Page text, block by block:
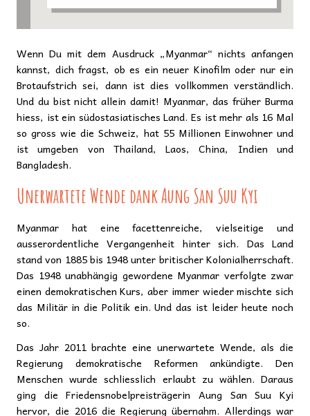
Wenn Du mit dem Ausdruck „Myanmar“ nichts anfangen
kannst, dich fragst, ob es ein neuer Kinofilm oder nur ein
Brotaufstrich sei, dann ist dies vollkommen verständlich.
Und du bist nicht allein damit! Myanmar, das früher Burma
hiess, ist ein südostasiatisches Land. Es ist mehr als 16 Mal
so gross wie die Schweiz, hat 55 Millionen Einwohner und
ist umgeben von Thailand, Laos, China, Indien und
Bangladesh.
Unerwartete Wende dank Aung San Suu Kyi
Myanmar hat eine facettenreiche, vielseitige und
ausserordentliche Vergangenheit hinter sich. Das Land
stand von 1885 bis 1948 unter britischer Kolonialherrschaft.
Das 1948 unabhängig gewordene Myanmar verfolgte zwar
einen demokratischen Kurs, aber immer wieder mischte sich
das Militär in die Politik ein. Und das ist leider heute noch
so.
Das Jahr 2011 brachte eine unerwartete Wende, als die
Regierung demokratische Reformen ankündigte. Den
Menschen wurde schliesslich erlaubt zu wählen. Daraus
ging die Friedensnobelpreisträgerin Aung San Suu Kyi
hervor, die 2016 die Regierung übernahm. Allerdings war